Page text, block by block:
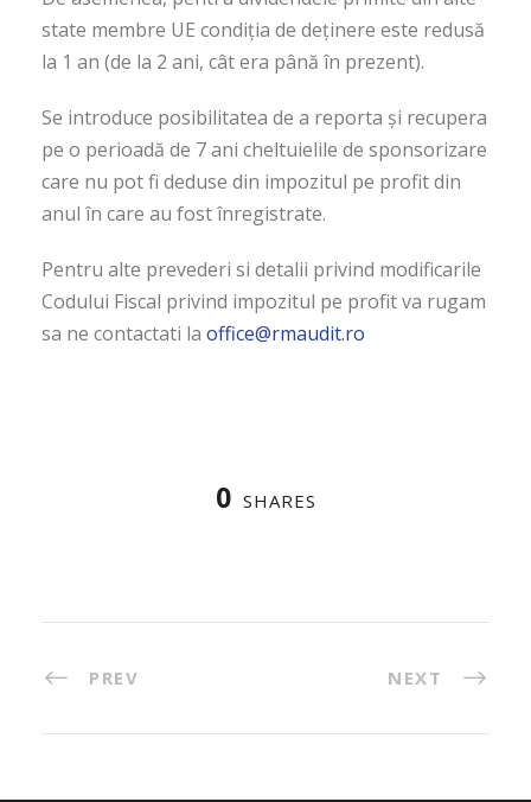
state membre UE condiţia de deţinere este redusă
la 1 an (de la 2 ani, cât era până în prezent).
Se introduce posibilitatea de a reporta şi recupera
pe o perioadă de 7 ani cheltuielile de sponsorizare
care nu pot fi deduse din impozitul pe profit din
anul în care au fost înregistrate.
Pentru alte prevederi si detalii privind modificarile
Codului Fiscal privind impozitul pe profit va rugam
sa ne contactati la office@rmaudit.ro
0 SHARES
PREV NEXT